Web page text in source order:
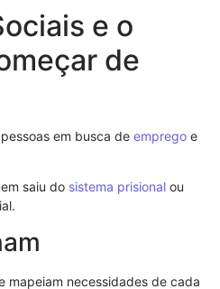
e o
de
em busca de emprego e
saiu do sistema prisional ou
mapeiam necessidades de cada